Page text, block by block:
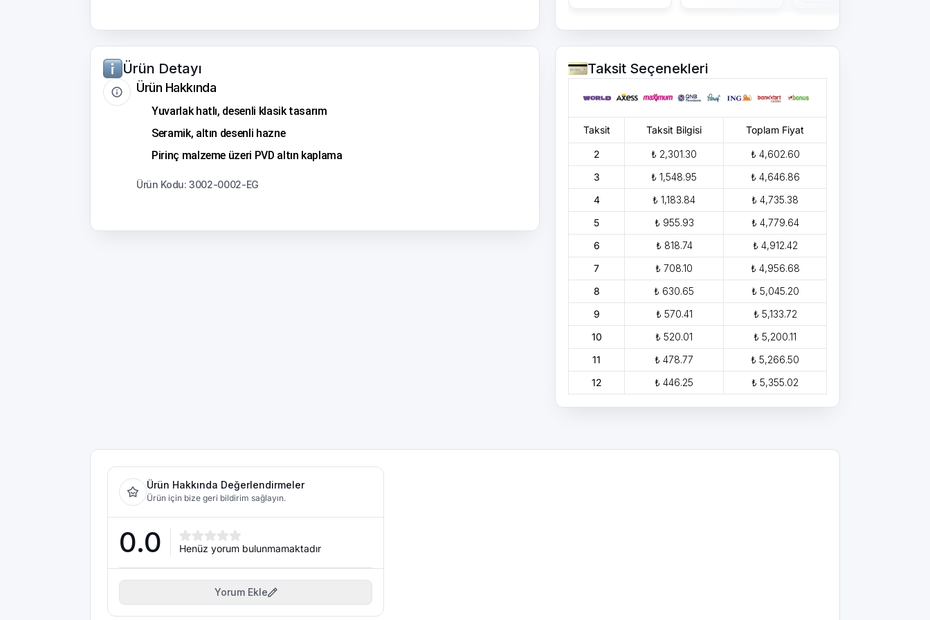
Ürün Detayı
Ürün Hakkında
Yuvarlak hatlı, desenli klasik tasarım
Seramik, altın desenli hazne
Pirinç malzeme üzeri PVD altın kaplama
Ürün Kodu: 3002-0002-EG
Taksit Seçenekleri
Taksit Taksit Bilgisi Toplam Fiyat
2 ₺ 2,301.30
₺ 4,602.60
3
₺ 1,548.95
₺ 4,646.86
4
₺ 1,183.84
₺ 4,735.38
5
₺ 955.93
₺ 4,779.64
6
₺ 818.74
₺ 4,912.42
7
₺ 708.10
₺ 4,956.68
8
₺ 630.65
₺ 5,045.20
9
₺ 570.41
₺ 5,133.72
10
₺ 520.01
₺ 5,200.11
11
₺ 478.77
₺ 5,266.50
12
₺ 446.25 ₺ 5,355.02
Ürün Hakkında Değerlendirmeler
Ürün için bize geri bildirim sağlayın.
0.0 Henüz yorum bulunmamaktadır
Yorum Ekle